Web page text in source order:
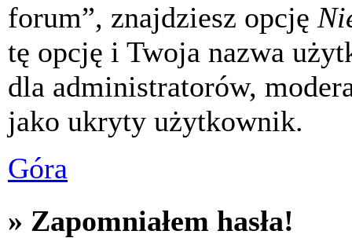
forum”, znajdziesz opcję
tę opcję i Twoja nazwa
dla administratorów,
jako ukryty użytkownik.
Góra
» Zapomniałem hasła!